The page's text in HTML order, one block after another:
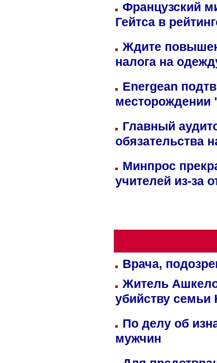
Французский
Гейтса в
Ждите
налога на
Energean
Главный
обязательства
Минпрос
учителей из-за
Врача,
Житель
убийству семьи
По делу об
мужчин